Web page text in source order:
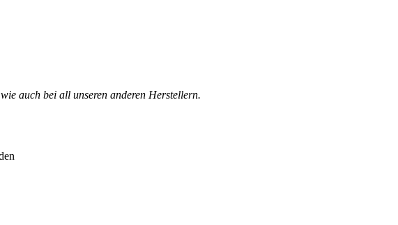
auch bei all unseren anderen Herstellern.